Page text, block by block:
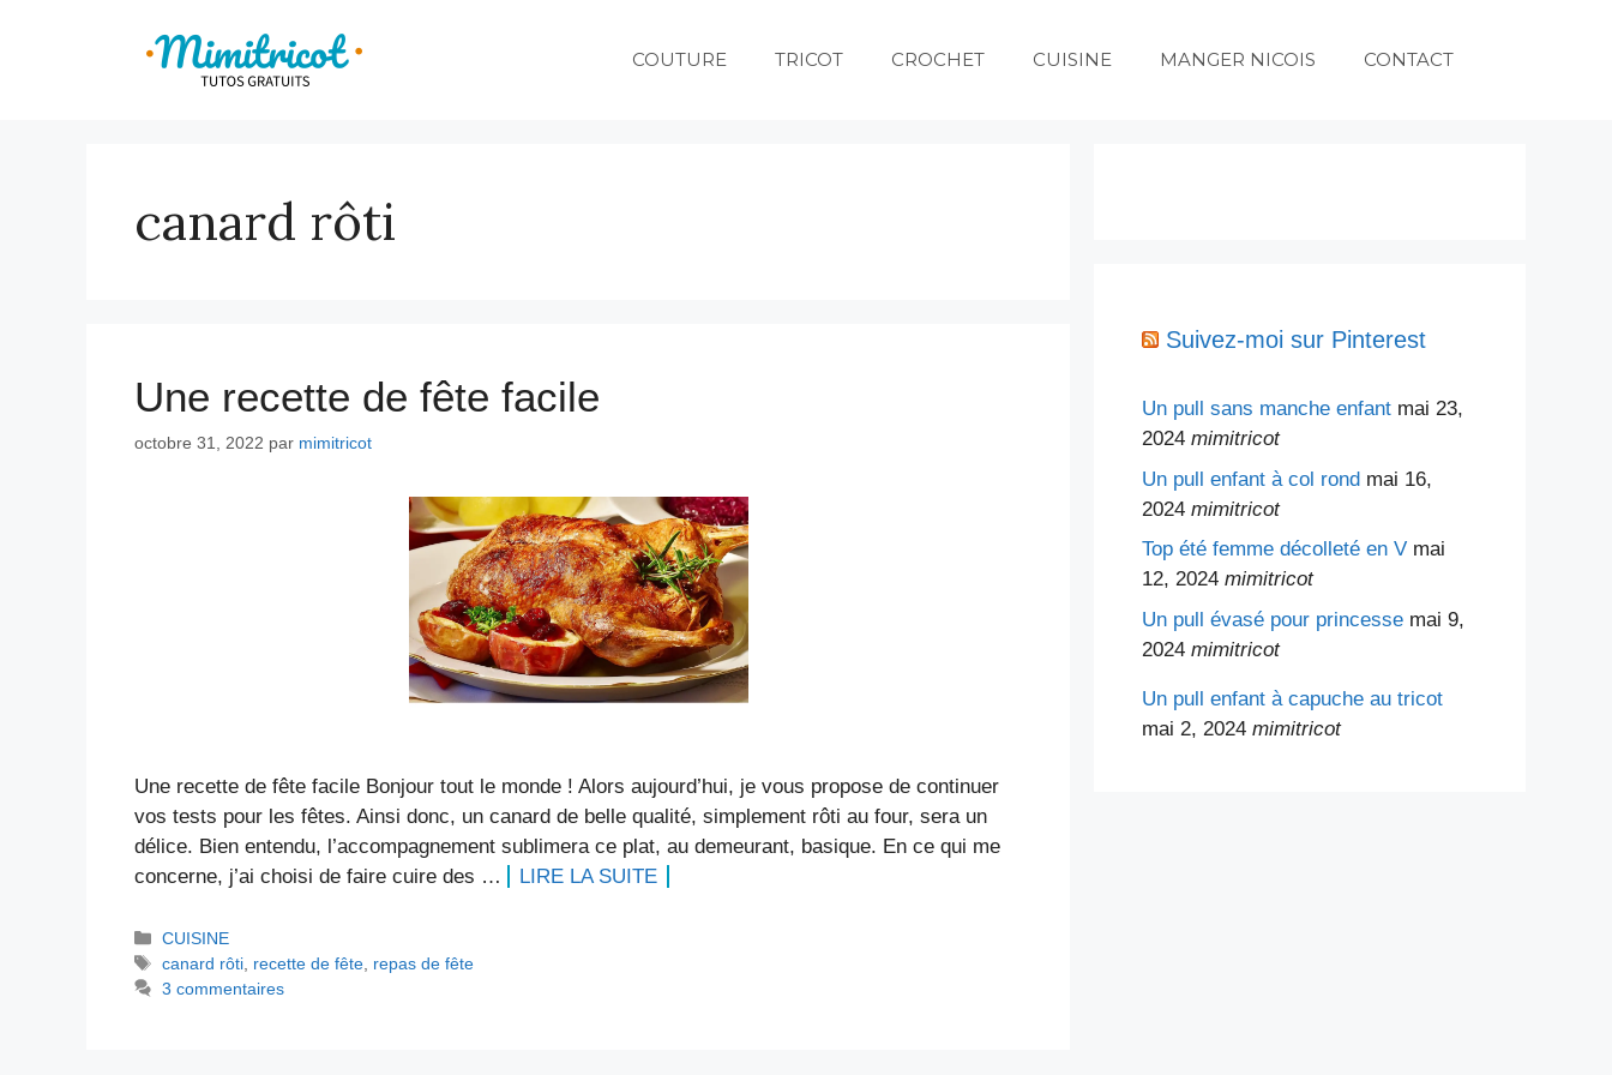
COUTURE TRICOT CROCHET CUISINE MANGER NICOIS CONTACT
canard rôti
Une recette de fête facile
octobre 31, 2022 par mimitricot
Une recette de fête facile Bonjour tout le monde ! Alors aujourd’hui, je vous propose de continuer
vos tests pour les fêtes. Ainsi donc, un canard de belle qualité, simplement rôti au four, sera un
délice. Bien entendu, l’accompagnement sublimera ce plat, au demeurant, basique. En ce qui me
concerne, j’ai choisi de faire cuire des …
LIRE LA SUITE
Catégories
CUISINE
Étiquettes
canard rôti recette de fête repas de fête
3 commentaires
Suivez-moi sur Pinterest
Un pull sans manche enfant mai 23,
2024 mimitricot
Un pull enfant à col rond mai 16,
2024 mimitricot
Top été femme décolleté en V mai
12, 2024 mimitricot
Un pull évasé pour princesse mai 9,
2024 mimitricot
Un pull enfant à capuche au tricot
mai 2, 2024 mimitricot